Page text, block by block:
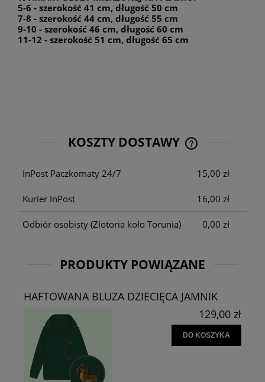
5-6 - szerokość 41 cm, długość 50 cm
7-8 - szerokość 44 cm, długość 55 cm
9-10 - szerokość 46 cm, długość 60 cm
11-12 - szerokość 51 cm, długość 65 cm
KOSZTY DOSTAWY
CENA NIE
InPost Paczkomaty 24/7 15,00 zł
Kurier InPost 16,00 zł
Odbiór osobisty (Złotoria koło Torunia) 0,00 zł
PRODUKTY POWIĄZANE
HAFTOWANA BLUZA DZIECIĘCA JAMNIK
129,00 zł
DO KOSZYKA